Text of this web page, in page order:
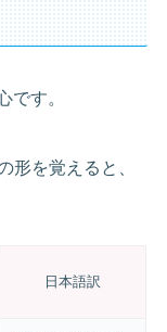
です。
形を覚えると、
日本語訳